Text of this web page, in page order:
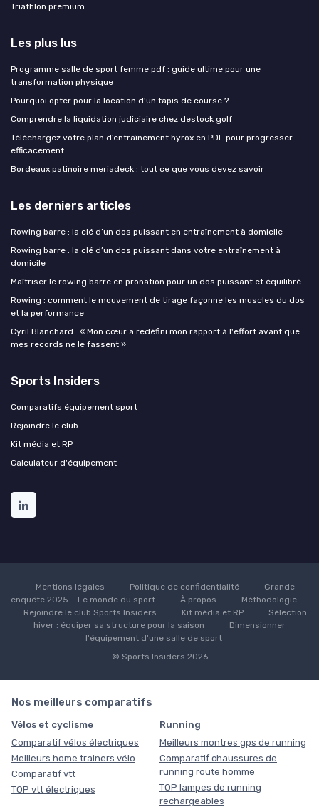
Triathlon premium
Les plus lus
Programme salle de sport femme pdf : guide ultime pour une
transformation physique
Pourquoi opter pour la location d'un tapis de course ?
Comprendre la liquidation judiciaire chez destock golf
Téléchargez votre plan d’entraînement hyrox en PDF pour progresser
efficacement
Bordeaux patinoire meriadeck : tout ce que vous devez savoir
Les derniers articles
Rowing barre : la clé d’un dos puissant en entraînement à domicile
Rowing barre : la clé d’un dos puissant dans votre entraînement à
domicile
Maîtriser le rowing barre en pronation pour un dos puissant et équilibré
Rowing : comment le mouvement de tirage façonne les muscles du dos
et la performance
Cyril Blanchard : « Mon cœur a redéfini mon rapport à l'effort avant que
mes records ne le fassent »
Sports Insiders
Comparatifs équipement sport
Rejoindre le club
Kit média et RP
Calculateur d'équipement
Mentions légales Politique de confidentialité
Grande
enquête 2025 – Le monde du sport
À propos
Méthodologie
Rejoindre le club Sports Insiders
Kit média et RP
Sélection
hiver : équiper sa structure pour la saison
Dimensionner
l'équipement d'une salle de sport
© Sports Insiders 2026
Nos meilleurs comparatifs
Vélos et cyclisme
Comparatif vélos électriques
Meilleurs home trainers vélo
Comparatif vtt
TOP vtt électriques
Running
Meilleurs montres gps de running
Comparatif chaussures de
running route homme
TOP lampes de running
rechargeables